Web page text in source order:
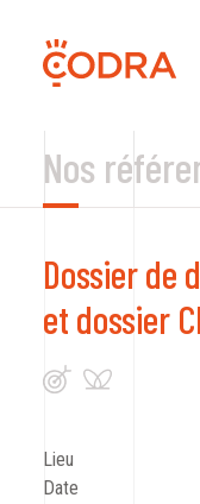
Des valeurs, une
Nos savoir-faire
Notre regard
Nos références
Nos
Dossier de
et dossier
Lieu
Date